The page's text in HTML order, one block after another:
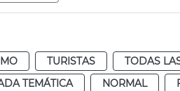
TURISTAS
TODAS
TEMÁTICA NORMAL